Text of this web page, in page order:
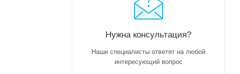
Нужна консультация?
Наши специалисты ответят на любой
интересующий вопрос